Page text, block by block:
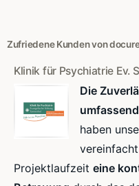
Zufriedene Kunden von
Klinik für Psychiatrie Ev.
Die
haben
Projektlaufzeit eine